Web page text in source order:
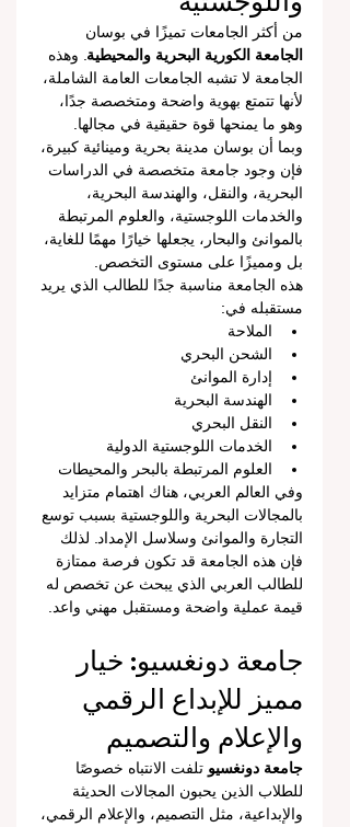
من أكثر الجامعات تميزًا في بوسان
الجامعة الكورية البحرية والمحيطية . وهذه
الجامعة لا تشبه الجامعات العامة الشاملة،
لأنها تتمتع بهوية واضحة ومتخصصة جدًا،
وهو ما يمنحها قوة حقيقية في مجالها.
وبما أن بوسان مدينة بحرية ومينائية كبيرة،
فإن وجود جامعة متخصصة في الدراسات
البحرية، والنقل، والهندسة البحرية،
والخدمات اللوجستية، والعلوم المرتبطة
بالموانئ والبحار، يجعلها خيارًا مهمًا للغاية،
بل ومميزًا على مستوى التخصص.
هذه الجامعة مناسبة جدًا للطالب الذي يريد
مستقبله في:
الملاحة
الشحن البحري
إدارة الموانئ
الهندسة البحرية
النقل البحري
الخدمات اللوجستية الدولية
العلوم المرتبطة بالبحر والمحيطات
وفي العالم العربي، هناك اهتمام متزايد
بالمجالات البحرية واللوجستية بسبب توسع
التجارة والموانئ وسلاسل الإمداد. لذلك
فإن هذه الجامعة قد تكون فرصة ممتازة
للطالب العربي الذي يبحث عن تخصص له
قيمة عملية واضحة ومستقبل مهني واعد.
جامعة دونغسيو: خيار
مميز للإبداع الرقمي
والإعلام والتصميم
جامعة دونغسيو تلفت الانتباه خصوصًا
للطلاب الذين يحبون المجالات الحديثة
والإبداعية، مثل التصميم، والإعلام الرقمي،